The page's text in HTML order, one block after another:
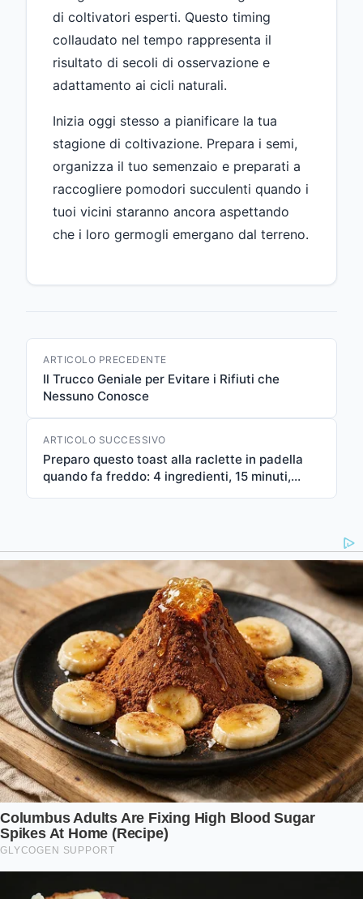
di coltivatori esperti. Questo timing
collaudato nel tempo rappresenta il
risultato di secoli di osservazione e
adattamento ai cicli naturali.
Inizia oggi stesso a pianificare la tua
stagione di coltivazione. Prepara i semi,
organizza il tuo semenzaio e preparati a
raccogliere pomodori succulenti quando i
tuoi vicini staranno ancora aspettando
che i loro germogli emergano dal terreno.
ARTICOLO PRECEDENTE
Il Trucco Geniale per Evitare i Rifiuti che
Nessuno Conosce
ARTICOLO SUCCESSIVO
Preparo questo toast alla raclette in padella
quando fa freddo: 4 ingredienti, 15 minuti,